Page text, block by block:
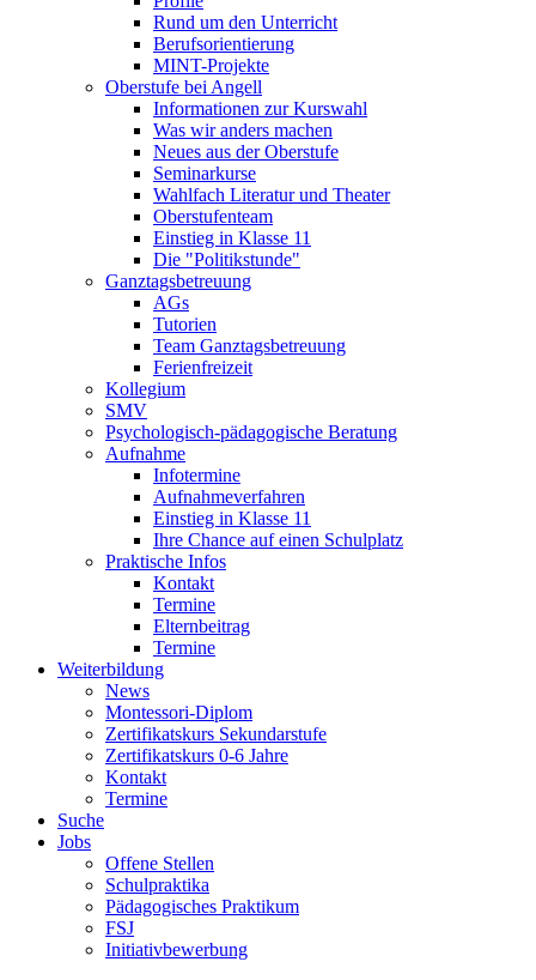
Rund um den Unterricht
Berufsorientierung
MINT-Projekte
Oberstufe bei Angell
Informationen zur Kurswahl
Was wir anders machen
Neues aus der Oberstufe
Seminarkurse
Wahlfach Literatur und Theater
Oberstufenteam
Einstieg in Klasse 11
Die "Politikstunde"
Ganztagsbetreuung
AGs
Tutorien
Team Ganztagsbetreuung
Ferienfreizeit
Kollegium
SMV
Psychologisch-pädagogische Beratung
Aufnahme
Infotermine
Aufnahmeverfahren
Einstieg in Klasse 11
Ihre Chance auf einen Schulplatz
Praktische Infos
Kontakt
Termine
Elternbeitrag
Termine
Weiterbildung
News
Montessori-Diplom
Zertifikatskurs Sekundarstufe
Zertifikatskurs 0-6 Jahre
Kontakt
Termine
Suche
Jobs
Offene Stellen
Schulpraktika
Pädagogisches Praktikum
FSJ
Initiativbewerbung